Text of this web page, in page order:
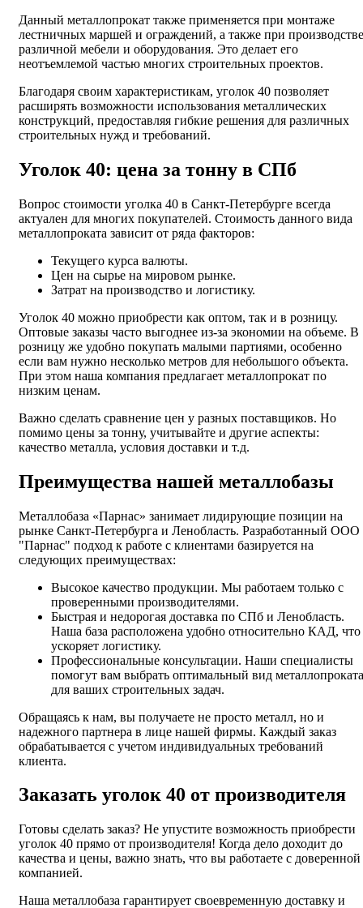
Данный металлопрокат также применяется при монтаже
лестничных маршей и ограждений, а также при производстве
различной мебели и оборудования. Это делает его
неотъемлемой частью многих строительных проектов.
Благодаря своим характеристикам, уголок 40 позволяет
расширять возможности использования металлических
конструкций, предоставляя гибкие решения для различных
строительных нужд и требований.
Уголок 40: цена за тонну в СПб
Вопрос стоимости уголка 40 в Санкт-Петербурге всегда
актуален для многих покупателей. Стоимость данного вида
металлопроката зависит от ряда факторов:
Текущего курса валюты.
Цен на сырье на мировом рынке.
Затрат на производство и логистику.
Уголок 40 можно приобрести как оптом, так и в розницу.
Оптовые заказы часто выгоднее из-за экономии на объеме. В
розницу же удобно покупать малыми партиями, особенно
если вам нужно несколько метров для небольшого объекта.
При этом наша компания предлагает металлопрокат по
низким ценам.
Важно сделать сравнение цен у разных поставщиков. Но
помимо цены за тонну, учитывайте и другие аспекты:
качество металла, условия доставки и т.д.
Преимущества нашей металлобазы
Металлобаза «Парнас» занимает лидирующие позиции на
рынке Санкт-Петербурга и Ленобласть. Разработанный ООО
"Парнас" подход к работе с клиентами базируется на
следующих преимуществах:
Высокое качество продукции. Мы работаем только с
проверенными производителями.
Быстрая и недорогая доставка по СПб и Ленобласть.
Наша база расположена удобно относительно КАД, что
ускоряет логистику.
Профессиональные консультации. Наши специалисты
помогут вам выбрать оптимальный вид металлопроката
для ваших строительных задач.
Обращаясь к нам, вы получаете не просто металл, но и
надежного партнера в лице нашей фирмы. Каждый заказ
обрабатывается с учетом индивидуальных требований
клиента.
Заказать уголок 40 от производителя
Готовы сделать заказ? Не упустите возможность приобрести
уголок 40 прямо от производителя! Когда дело доходит до
качества и цены, важно знать, что вы работаете с доверенной
компанией.
Наша металлобаза гарантирует своевременную доставку и